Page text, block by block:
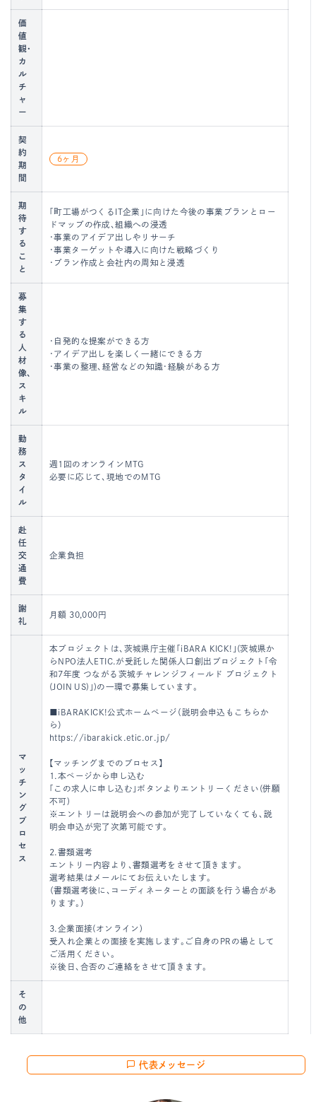
価
値
観・
カ
ル
チ
ャ
ー
契
約
期
間
6ヶ月
期
待
す
る
こ
と
「町工場がつくるIT企業」に向けた今後の事業プランとロー
ドマップの作成、組織への浸透
・事業のアイデア出しやリサーチ
・事業ターゲットや導入に向けた戦略づくり
・プラン作成と会社内の周知と浸透
募
集
す
る
人
材
像、
ス
キ
ル
・自発的な提案ができる方
・アイデア出しを楽しく一緒にできる方
・事業の整理、経営などの知識・経験がある方
勤
務
ス
タ
イ
ル
週1回のオンラインMTG
必要に応じて、現地でのMTG
赴
任
交
通
費
企業負担
謝
礼
月額 30,000円
マ
ッ
チ
ン
グ
プ
ロ
セ
ス
本プロジェクトは、茨城県庁主催「iBARA KICK!」(茨城県か
らNPO法人ETIC.が受託した関係人口創出プロジェクト「令
和7年度 つながる茨城チャレンジフィールド プロジェクト
(JOIN US)」)の一環で募集しています。
■iBARAKICK!公式ホームページ（説明会申込もこちらか
ら）
https://ibarakick.etic.or.jp/
【マッチングまでのプロセス】
1.本ページから申し込む
「この求人に申し込む」ボタンよりエントリーください(併願
不可)
※エントリーは説明会への参加が完了していなくても、説
明会申込が完了次第可能です。
2.書類選考
エントリー内容より、書類選考をさせて頂きます。
選考結果はメールにてお伝えいたします。
（書類選考後に、コーディネーターとの面談を行う場合があ
ります。）
3.企業面接(オンライン)
受入れ企業との面接を実施します。ご自身のPRの場として
ご活用ください。
※後日、合否のご連絡をさせて頂きます。
そ
の
他
代表メッセージ